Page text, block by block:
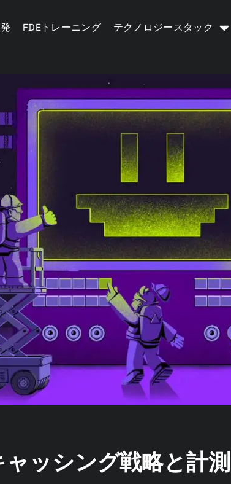
FDEトレーニング テクノロジースタック
ッシング戦略と計測